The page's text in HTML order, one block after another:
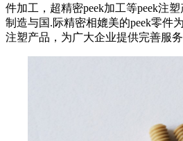
件加工，超精密peek加工等peek注
制造与国.际精密相媲美的peek零件
注塑产品，为广大企业提供完善服